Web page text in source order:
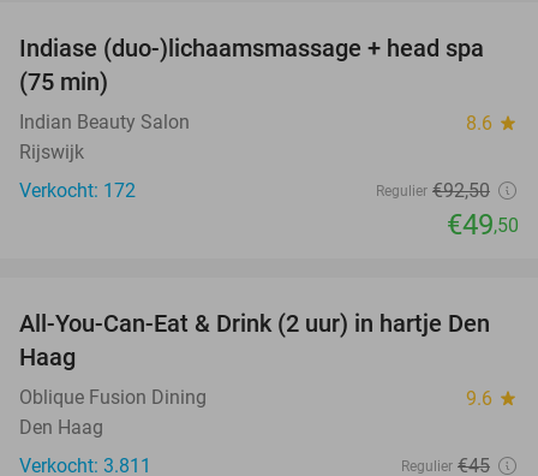
46%
Indiase (duo-)lichaamsmassage + head spa
(75 min)
Indian Beauty Salon 8.6 star
Rijswijk
Verkocht: 172
Regulier €92,50
€49,50
20%
All-You-Can-Eat & Drink (2 uur) in hartje Den
Haag
Oblique Fusion Dining 9.6 star
Den Haag
Verkocht: 3.811
Regulier €45